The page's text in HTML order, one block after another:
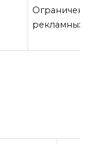
рекламных